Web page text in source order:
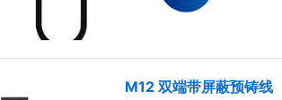
M12 双端带屏蔽预铸线